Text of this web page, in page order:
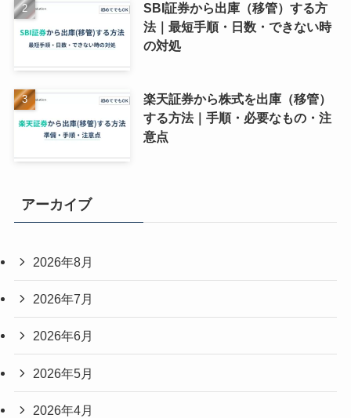
SBI証券から出庫（移管）する方
法｜最短手順・日数・できない時
の対処
楽天証券から株式を出庫（移管）
する方法｜手順・必要なもの・注
意点
アーカイブ
2026年8月
2026年7月
2026年6月
2026年5月
2026年4月